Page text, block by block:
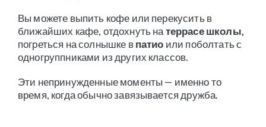
Вы можете выпить кофе или перекусить в
ближайших кафе, отдохнуть натеррасе школы,
погреться на солнышке впатио или поболтать с
одногруппниками из других классов.
Эти непринужденные моменты — именно то
время, когда обычно завязывается дружба.